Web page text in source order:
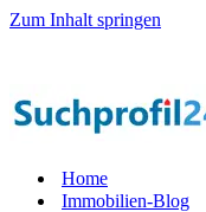
Zum Inhalt springen
Home
Immobilien-Blog